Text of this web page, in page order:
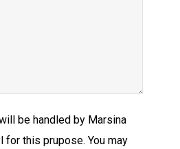
be handled by Marsina
for this prupose. You may